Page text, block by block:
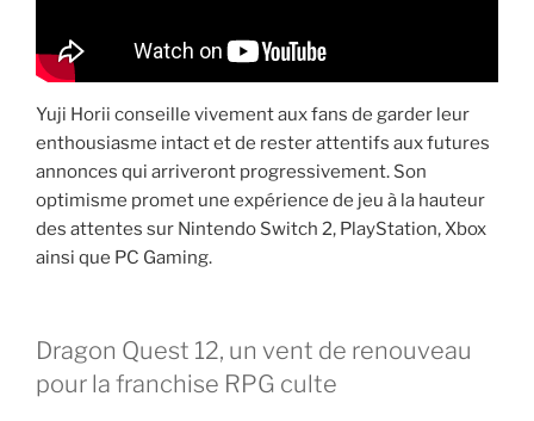
Yuji Horii conseille vivement aux fans de garder leur
enthousiasme intact et de rester attentifs aux futures
annonces qui arriveront progressivement. Son
optimisme promet une expérience de jeu à la hauteur
des attentes sur Nintendo Switch 2, PlayStation, Xbox
ainsi que PC Gaming.
Dragon Quest 12, un vent de renouveau
pour la franchise RPG culte